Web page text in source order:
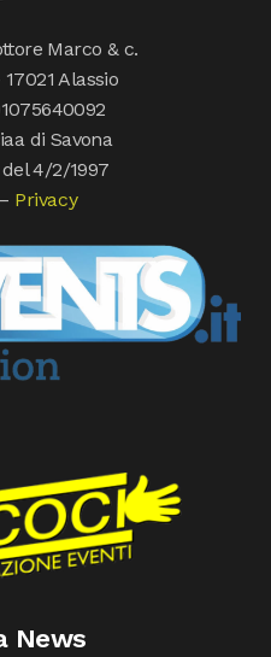
Marco & c.
Alassio
di Savona
del 4/2/1997
– Privacy
News